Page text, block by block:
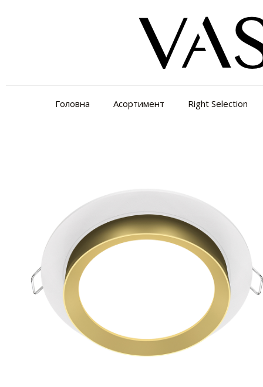
Головна Асортимент Right Selection